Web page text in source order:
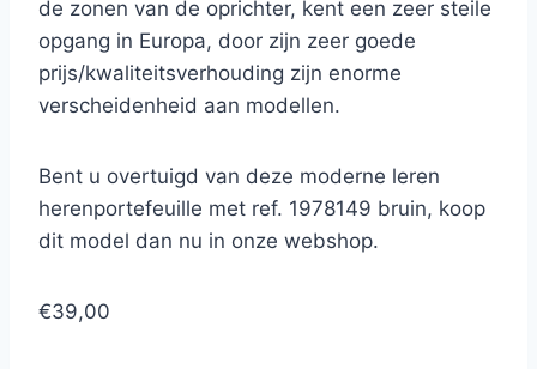
de zonen van de oprichter, kent een zeer steile
opgang in Europa, door zijn zeer goede
prijs/kwaliteitsverhouding zijn enorme
verscheidenheid aan modellen.
Bent u overtuigd van deze moderne leren
herenportefeuille met ref. 1978149 bruin, koop
dit model dan nu in onze webshop.
€39,00